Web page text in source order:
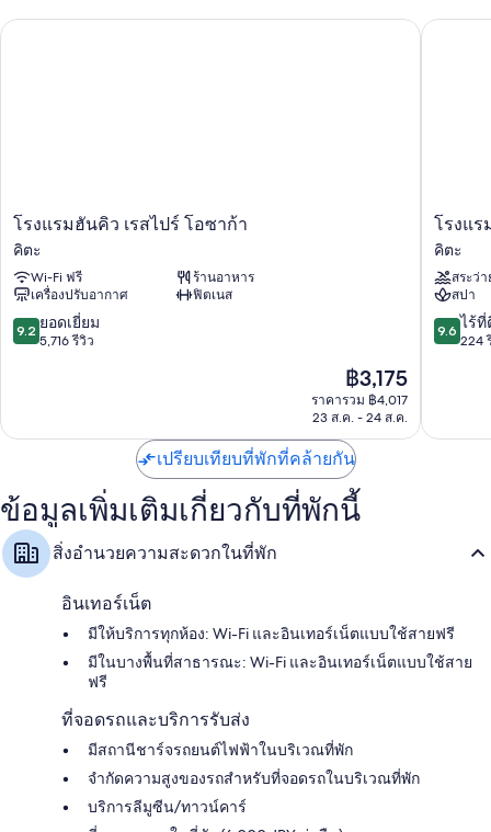
สระว่ายน้ำในร่ม
สิ่งอำนวยความสะดวกในห้องพัก
ห้องพักทั้งหมด 272 ห้องเป็นห้องที่ตกแต่งพิเศษโดยเฉพาะ ซึ่งมาพร้อมความ
สะดวกสบาย เช่น รูมเซอร์วิส 24 ชั่วโมง และเครื่องนอนระดับพรีเมียม
พร้อมด้วยสิทธิพิเศษอย่าง ตัวเลือกหมอนชนิดต่างๆ และพื้นที่ทำงานแบบใช้
แล็ปท็อป
สิ่งอำนวยความสะดวกเพิ่มเติมภายในห้องพักได้แก่
เครื่องนอนป้องกันสารก่อภูมิแพ้, ฟูกเสริมที่นอน และผ้านวมขนเป็ด
ห้องน้ำพร้อมฝักบัวนวดด้วยพลังน้ำและของใช้ในห้องน้ำระดับพรีเมียม
ทีวีจอแบน 55 นิ้ว พร้อม ช่องทีวีพรีเมียม
ตู้เสื้อผ้า, กาต้มน้ำไฟฟ้า และเครื่องทำความร้อน
โรง
แรม
ฮัน
คิว
เรส
ไปร์
โอ
โรงแรมฮันคิว เรสไปร์ โอซาก้า
คิตะ
Wi-Fi ฟรี
ร้านอาหาร
เครื่องปรับอากาศ
ฟิตเนส
9.2
จาก
รีวิว
9.2 ยอดเยี่ยม
5,716 รีวิว
ราคา
ปัจจุบัน
คือ
฿3,175
ราคารวม ฿4,017
23 ส.ค. - 24 ส.ค.
โรงแรมฮันคิว เรสไปร์ โอซาก้า
โรงแรม
Four
Seasons
โอ
ซาก้
า
คิตะ
โรงแร
คิตะ
สระว่
สปา
9.6
จาก
224
9.6 ไร้ที่
224
โรงแรม
เปรียบเทียบที่พักที่คล้ายกัน
ข้อมูลเพิ่มเติมเกี่ยวกับที่พักนี้
สิ่งอำนวยความสะดวกในที่พัก
อินเทอร์เน็ต
มีให้บริการทุกห้อง: Wi-Fi และอินเทอร์เน็ตแบบใช้สายฟรี
มีในบางพื้นที่สาธารณะ: Wi-Fi และอินเทอร์เน็ตแบบใช้สาย
ฟรี
ที่จอดรถและบริการรับส่ง
มีสถานีชาร์จรถยนต์ไฟฟ้าในบริเวณที่พัก
จำกัดความสูงของรถสำหรับที่จอดรถในบริเวณที่พัก
บริการลีมูซีน/ทาวน์คาร์